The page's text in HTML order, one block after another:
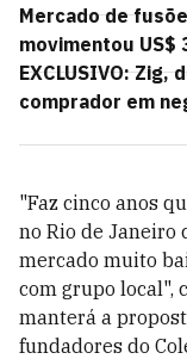
Mercado de
movimentou US$
EXCLUSIVO: Zig,
comprador em
"Faz cinco anos
no Rio de Janeiro
mercado muito
com grupo local",
manterá a
fundadores do